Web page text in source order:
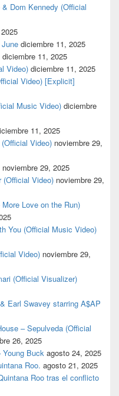
Dom Kennedy (Official
diciembre 11, 2025
diciembre 11, 2025
Video) diciembre 11, 2025
Video) [Explicit]
Music Video) diciembre
11, 2025
Video) noviembre 29,
noviembre 29, 2025
(Official Video) noviembre 29,
Love on the Run)
You (Official Music Video)
Video) noviembre 29,
(Official Visualizer)
Earl Swavey starring A$AP
– Sepulveda (Official
26, 2025
Young Buck agosto 24, 2025
Roo. agosto 21, 2025
Roo tras el conflicto